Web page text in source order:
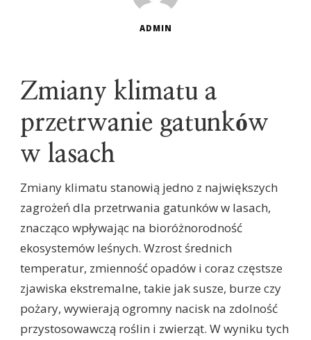
ADMIN
Zmiany klimatu a
przetrwanie gatunków
w lasach
Zmiany klimatu stanowią jedno z największych
zagrożeń dla przetrwania gatunków w lasach,
znacząco wpływając na bioróżnorodność
ekosystemów leśnych. Wzrost średnich
temperatur, zmienność opadów i coraz częstsze
zjawiska ekstremalne, takie jak susze, burze czy
pożary, wywierają ogromny nacisk na zdolność
przystosowawczą roślin i zwierząt. W wyniku tych